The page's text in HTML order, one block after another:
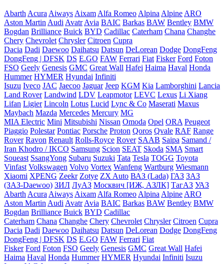
Abarth Acura Aiways Aixam Alfa Romeo Alpina Alpine ARO
Aston Martin Audi Avatr Avia BAIC Barkas BAW Bentley BMW
Bogdan Brilliance Buick BYD Cadillac Caterham Chana Changhe
Chery Chevrolet Chrysler Citroen Cupra
Dacia Dadi Daewoo Daihatsu Datsun DeLorean Dodge DongFeng
DongFeng | DFSK DS E.GO FAW Ferrari Fiat Fisker Ford Foton
FSO Geely Genesis GMC Great Wall Hafei Haima Haval Honda
Hummer HYMER Hyundai Infiniti
Isuzu Iveco JAC Jaecoo Jaguar Jeep KGM Kia Lamborghini Lancia
Land Rover Landwind LDV Leapmotor LEVC Lexus Li Xiang
Lifan Ligier Lincoln Lotus Lucid Lync & Co Maserati Maxus
Maybach Mazda Mercedes Mercury MG
MIA Electric Mini Mitsubishi Nissan Omoda Opel ORA Peugeot
Piaggio Polestar Pontiac Porsche Proton Qoros Qvale RAF Range
Rover Ravon Renault Rolls-Royce Rover SAAB Saipa Samand /
Iran Khodro / IKCO Samsung Scion SEAT Skoda SMA Smart
Soueast SsangYong Subaru Suzuki Tata Tesla TOGG Toyota
Vinfast Volkswagen Volvo Vortex Wanfeng Wartburg Wiesmann
Xiaomi XPENG Zeekr Zotye ZX Auto ВАЗ (Lada) ГАЗ ЗАЗ
(ЗАЗ-Daewoo) ЗИЛ ЛуАЗ Москвич [ИЖ, АЗЛК] ТагАЗ УАЗ
Abarth Acura Aiways Aixam Alfa Romeo Alpina Alpine ARO
Aston Martin Audi Avatr Avia BAIC Barkas BAW Bentley BMW
Bogdan Brilliance Buick BYD Cadillac
Caterham Chana Changhe Chery Chevrolet Chrysler Citroen Cupra
Dacia Dadi Daewoo Daihatsu Datsun DeLorean Dodge DongFeng
DongFeng | DFSK DS E.GO FAW Ferrari Fiat
Fisker Ford Foton FSO Geely Genesis GMC Great Wall Hafei
Haima Haval Honda Hummer HYMER Hyundai Infiniti Isuzu